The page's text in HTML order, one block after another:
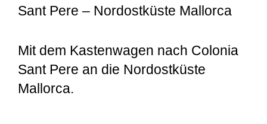
Sant Pere – Nordostküste Mallorca
Mit dem Kastenwagen nach Colonia
Sant Pere an die Nordostküste
Mallorca.